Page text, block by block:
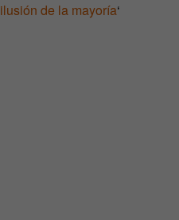
ilusión de la mayoría‘